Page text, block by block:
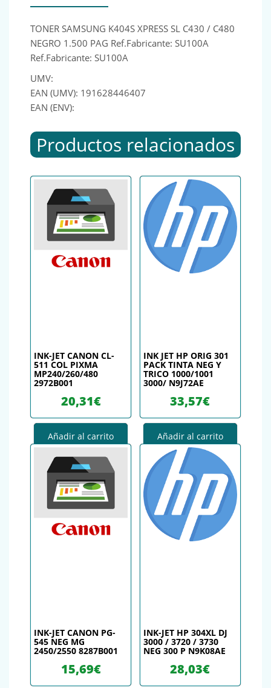
TONER SAMSUNG K404S XPRESS SL C430 / C480
NEGRO 1.500 PAG Ref.Fabricante: SU100A
Ref.Fabricante: SU100A
UMV:
EAN (UMV): 191628446407
EAN (ENV):
Productos relacionados
INK-JET CANON CL-
511 COL PIXMA
MP240/260/480
2972B001
20,31€
Añadir al carrito
INK JET HP ORIG 301
PACK TINTA NEG Y
TRICO 1000/1001
3000/ N9J72AE
33,57€
Añadir al carrito
INK-JET CANON PG-
545 NEG MG
2450/2550 8287B001
15,69€
INK-JET HP 304XL DJ
3000 / 3720 / 3730
NEG 300 P N9K08AE
28,03€